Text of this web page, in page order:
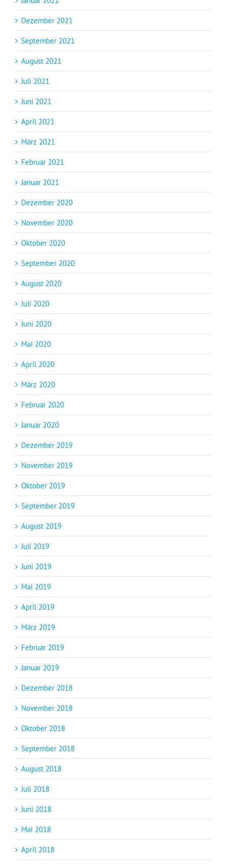
Dezember 2021
September 2021
August 2021
Juli 2021
Juni 2021
April 2021
März 2021
Februar 2021
Januar 2021
Dezember 2020
November 2020
Oktober 2020
September 2020
August 2020
Juli 2020
Juni 2020
Mai 2020
April 2020
März 2020
Februar 2020
Januar 2020
Dezember 2019
November 2019
Oktober 2019
September 2019
August 2019
Juli 2019
Juni 2019
Mai 2019
April 2019
März 2019
Februar 2019
Januar 2019
Dezember 2018
November 2018
Oktober 2018
September 2018
August 2018
Juli 2018
Juni 2018
Mai 2018
April 2018